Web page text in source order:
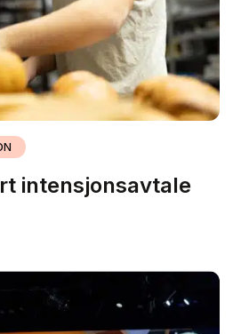
intensjonsavtale